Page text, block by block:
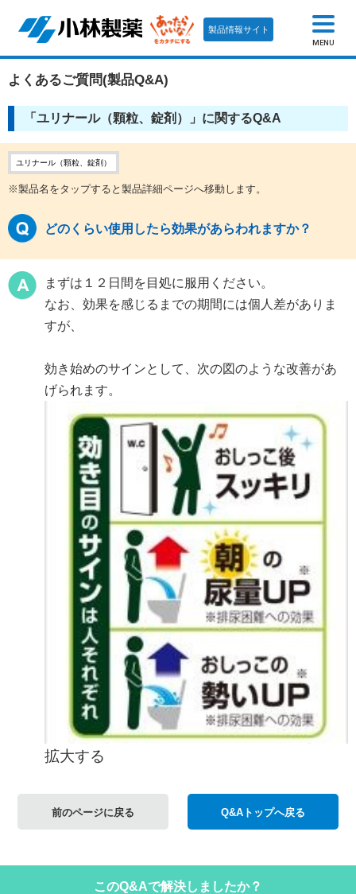
製品情報サイト
MENU
よくあるご質問(製品Q&A)
「ユリナール（顆粒、錠剤）」に関するQ&A
ユリナール（顆粒、錠剤）
※製品名をタップすると製品詳細ページへ移動します。
どのくらい使用したら効果があらわれますか？
まずは１２日間を目処に服用ください。
なお、効果を感じるまでの期間には個人差がありま
すが、
効き始めのサインとして、次の図のような改善があ
げられます。
拡大する
前のページに戻る Q&Aトップへ戻る
このQ&Aで解決しましたか？